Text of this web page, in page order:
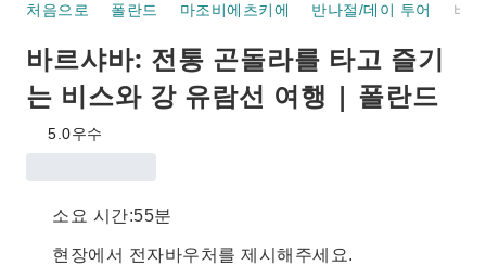
처음으로 폴란드 마조비에츠키에 반나절/데이 투어
바르샤바: 전통 곤돌라를 타고 즐기
는 비스와 강 유람선 여행 | 폴란드
5.0우수
소요 시간:55분
현장에서 전자바우처를 제시해주세요.